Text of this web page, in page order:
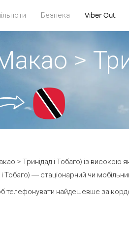
Безпека Viber Out
>
> Тринідад і Тобаго) із високою
— стаціонарний чи
найдешевше за